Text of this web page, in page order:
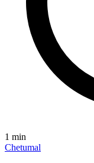
1 min
Chetumal